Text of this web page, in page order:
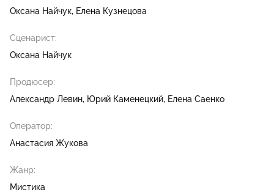
Оксана Найчук Елена Кузнецова
Сценарист:
Оксана Найчук
Продюсер:
Александр Левин Юрий Каменецкий Елена Саенко
Оператор:
Анастасия Жукова
Жанр:
Мистика